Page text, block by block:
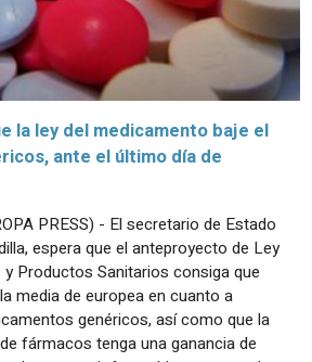
la ley del medicamento baje el
ante el último día de
PRESS) - El secretario de Estado
espera que el anteproyecto de Ley
Productos Sanitarios consiga que
media de europea en cuanto a
genéricos, así como que la
fármacos tenga una ganancia de